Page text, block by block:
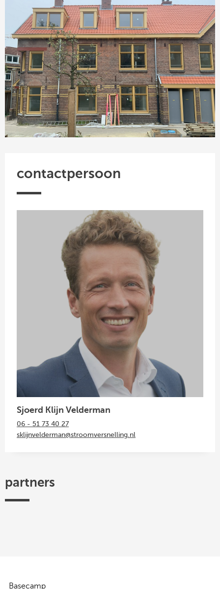
contactpersoon
Sjoerd Klijn Velderman
06 - 51 73 40 27
sklijnvelderman@stroomversnelling.nl
partners
Basecamp